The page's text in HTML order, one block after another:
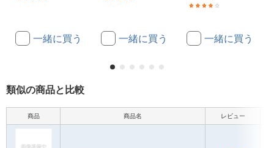
一緒に買う 一緒に買う 一緒に買う
類似の商品と比較
商品 商品名 レビュー